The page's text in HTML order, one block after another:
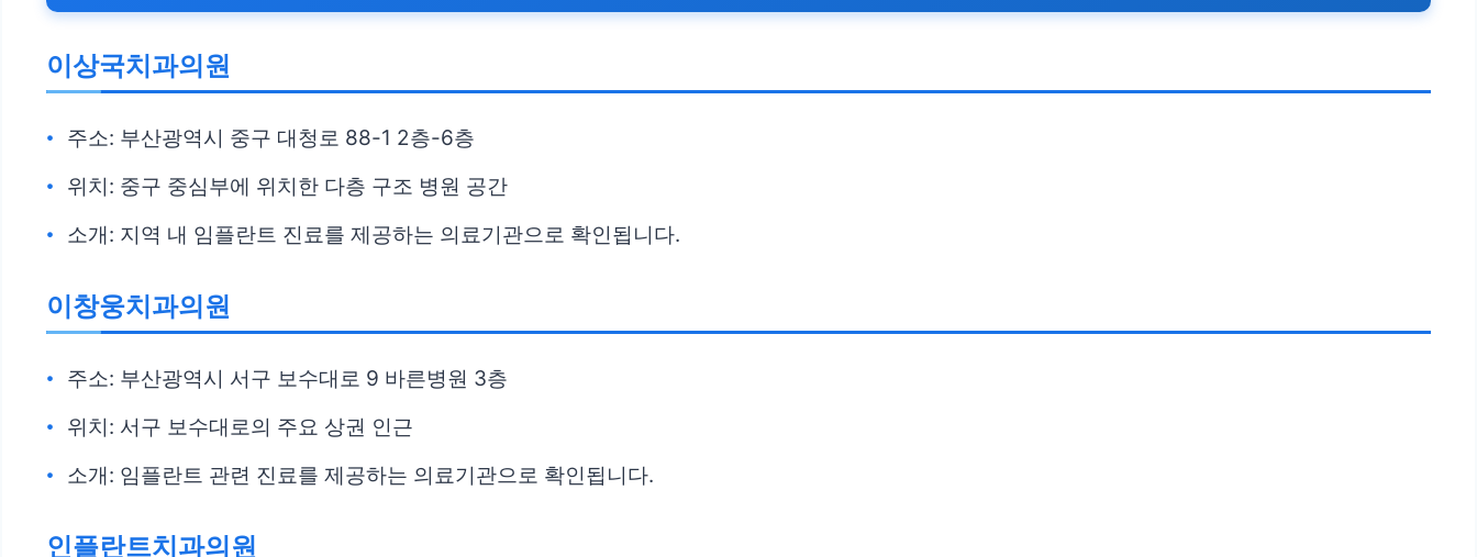
이상국치과의원
주소: 부산광역시 중구 대청로 88-1 2층-6층
위치: 중구 중심부에 위치한 다층 구조 병원 공간
소개: 지역 내 임플란트 진료를 제공하는 의료기관으로 확인됩니다.
이창웅치과의원
주소: 부산광역시 서구 보수대로 9 바른병원 3층
위치: 서구 보수대로의 주요 상권 인근
소개: 임플란트 관련 진료를 제공하는 의료기관으로 확인됩니다.
인플란트치과의원